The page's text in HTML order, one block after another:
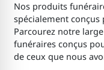
Nos produits
spécialement
Parcourez notre
funéraires conçus
de ceux que nous